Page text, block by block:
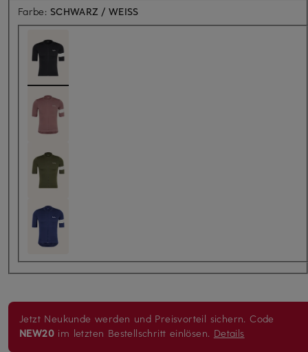
Farbe: SCHWARZ / WEISS
Jetzt Neukunde werden und Preisvorteil sichern. Code
NEW20 im letzten Bestellschritt einlösen. Details